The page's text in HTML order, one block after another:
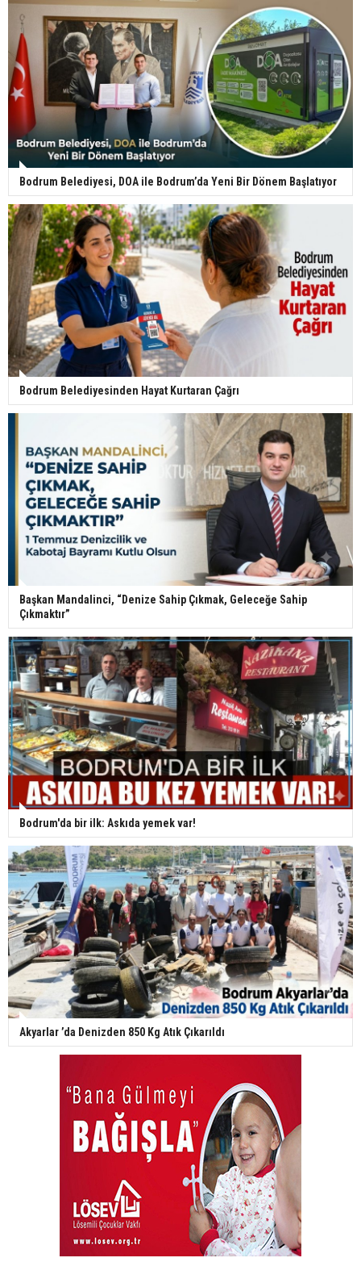
Bodrum Belediyesi, DOA ile Bodrum’da Yeni Bir Dönem Başlatıyor
Bodrum Belediyesinden Hayat Kurtaran Çağrı
Başkan Mandalinci, “Denize Sahip Çıkmak, Geleceğe Sahip
Çıkmaktır”
Bodrum'da bir ilk: Askıda yemek var!
Akyarlar ’da Denizden 850 Kg Atık Çıkarıldı